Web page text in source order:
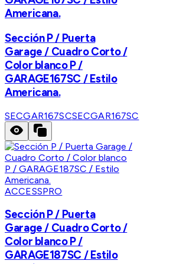
Americana.
Sección P / Puerta
Garage / Cuadro Corto /
Color blanco P /
GARAGE167SC / Estilo
Americana.
SECGAR167SCSECGAR167SC
ACCESSPRO
Sección P / Puerta
Garage / Cuadro Corto /
Color blanco P /
GARAGE187SC / Estilo